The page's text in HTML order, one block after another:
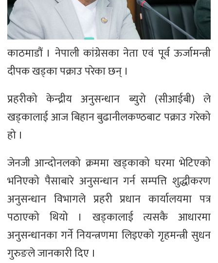
काठमाडौं । नेपाली कांग्रेसका नेता एवं पूर्व ऊर्जामन्त्री
दीपक खड्का पक्राउ परेका छन् ।
प्रहरीको केन्द्रीय अनुसन्धान ब्युरो (सीआईबी) ले
खड्कालाई आज बिहान बुढानीलकण्ठबाट पक्राउ गरेको
हो ।
जेनजी आन्दोनलको क्रममा खड्काको घरमा भेटिएको
भनिएको पैसाबारे अनुसन्धान गर्न सम्पत्ति शुद्धीकरण
अनुसन्धान विभागले प्रहरी प्रधान कार्यालयमा पत्र
पठाएको थियो । खड्कालाई त्यसकै आधारमा
अनुसन्धानका गर्ने नियन्त्रणमा लिइएको गृहमन्त्री सुधन
गुरुङले जानकारी दिए ।